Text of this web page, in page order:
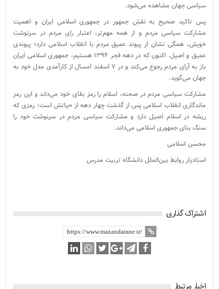
سیاسی جهان مشاهده می‌شود.
پس تاکید صحیح به نقش جمهور در جمهوری اسلامی ایران و اهمیت
مشارکت سیاسی مردم و از همه مهم‌تر، اعتبار رای مردم در سرنوشت
خویش، همگی نشان از پیوند عمیق مردم با انقلاب اسلامی دارد؛ پیوندی
عمیق و اصیل. اکنون که در دهه فجر ۱۳۹۴ هستیم، جمهوری اسلامی ایران
باز به آرای مردم رجوع می‌کند و در ۷ اسفند امسال از کارآمدی مدل خود به
جهان می‌گوید.
مشارکت سیاسی مردم در صحنه، اسلام را رمز بقای خود می‌داند و این رمز
ماندگاری انقلاب اسلامی پس از گذشت چهار دهه از حیاتش است؛ رمزی که
ریشه در اسلام اصیل دارد و مشارکت سیاسی مردم در سرنوشت خود را
سنگ بنای جمهوری اسلامی می‌داند.
محسن اسلامی
استادیار روابط بین‌الملل دانشگاه تربیت مدرس
اشتراک گذاری
اخبار مرتبط